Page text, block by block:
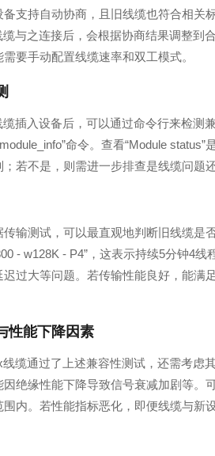
支持自动协商，且旧线缆也符合相关
与之连接后，会根据协商结果调整到
要手动配置线缆速率和双工模式。
插入设备后，可以通过命令行来检测
命令。查看“Module
若不是，则需进一步排查是线缆问题
输测试，可以最直观地判断旧线缆是
- w128K - P4”，这表示持续5分钟4
过大等问题。若传输性能良好，能
性能下降因素
线缆通过了上述兼容性测试，还需考虑
绝缘性能下降导致信号衰减加剧等。
内。若性能指标恶化，即便线缆与新